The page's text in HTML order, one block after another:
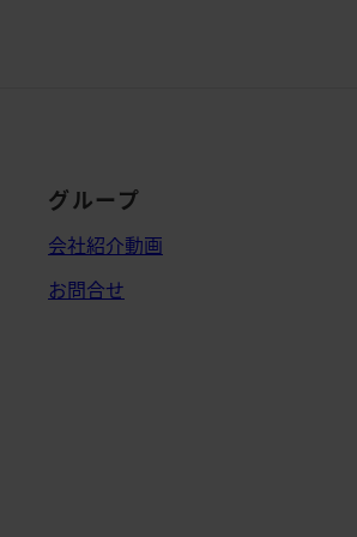
グループ
会社紹介動画
お問合せ